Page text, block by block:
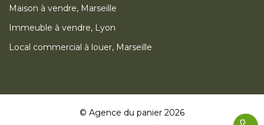
Maison à vendre, Marseille
Immeuble à vendre, Lyon
Local commercial à louer, Marseille
© Agence du panier 2026